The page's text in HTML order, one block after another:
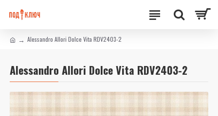
Alessandro Allori Dolce Vita RDV2403-2
Alessandro Allori Dolce Vita RDV2403-2